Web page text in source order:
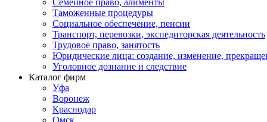
Семейное право, алименты
Таможенные процедуры
Социальное обеспечение, пенсии
Транспорт, перевозки, экспедиторская деятельность
Трудовое право, занятость
Юридические лица: создание, изменение,
Уголовное дознание и следствие
Каталог фирм
Уфа
Воронеж
Краснодар
Омск